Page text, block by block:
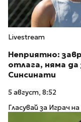
Livestream
Неприятно:
отлага, няма
Синсинати
5 август, 8:52
Гласувай за Играч